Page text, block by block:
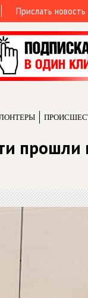
Прислать новость
прошли